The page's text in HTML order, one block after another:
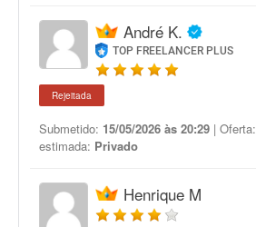
André K.
TOP FREELANCER PLUS
Rejeitada
Submetido: 15/05/2026 às 20:29 | Oferta:
estimada: Privado
Henrique M